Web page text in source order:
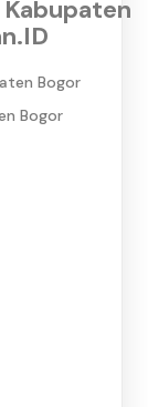
Bogor